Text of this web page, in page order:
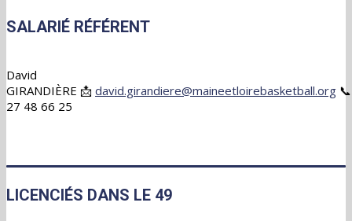
SALARIÉ RÉFÉRENT
David
GIRANDIÈRE 📩 david.girandiere@maineetloirebasketball.org
27 48 66 25
LICENCIÉS DANS LE 49